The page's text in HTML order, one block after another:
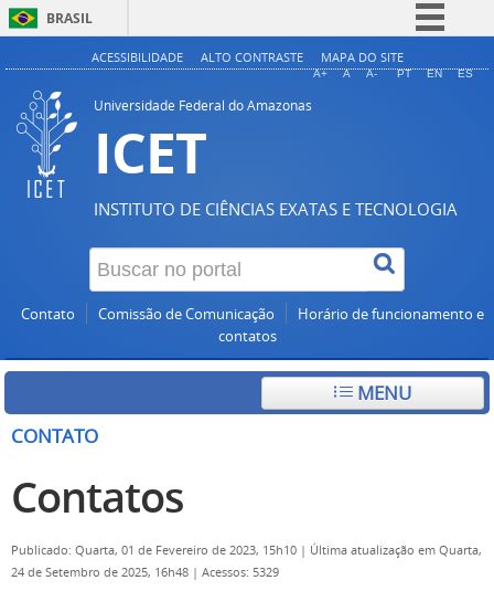
BRASIL
Simplifique!
ACESSIBILIDADE ALTO CONTRASTE MAPA DO SITE
A+ A A- PT EN ES
Universidade Federal do Amazonas
ICET
INSTITUTO DE CIÊNCIAS EXATAS E TECNOLOGIA
Contato Comissão de Comunicação
Horário de funcionamento e
contatos
MENU
CONTATO
Contatos
Publicado: Quarta, 01 de Fevereiro de 2023, 15h10 | Última atualização em Quarta,
24 de Setembro de 2025, 16h48 | Acessos: 5329